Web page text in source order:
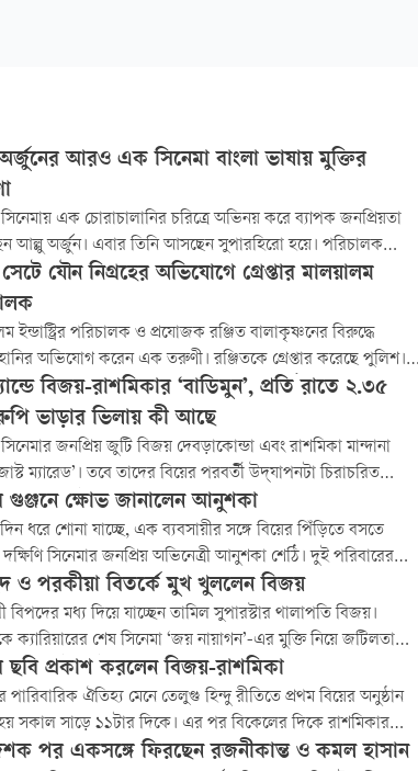
আরও এক সিনেমা বাংলা ভাষায় মুক্তির
সিনেমায় এক চোরাচালানির চরিত্রে অভিনয় করে ব্যাপক জনপ্রিয়তা
আল্লু অর্জুন। এবার তিনি আসছেন সুপারহিরো হয়ে। পরিচালক
তাঁকে নিয়ে বানাচ্ছেন সায়েন্স ফিকশন সিনেমা। প্রাথমিকভাবে নাম ছিল
গতকাল আল্লুর জন্মদিনে সিনেমার নাম ও ফার্স্ট লুক প্রকাশ
যৌন নিগ্রহের অভিযোগে গ্রেপ্তার মালয়ালম
ইন্ডাস্ট্রির পরিচালক ও প্রযোজক রঞ্জিত বালাকৃষ্ণনের বিরুদ্ধে
অভিযোগ করেন এক তরুণী। রঞ্জিতকে গ্রেপ্তার করেছে পুলিশ।
১৪ দিনের বিচার বিভাগীয় হেফাজতে পাঠানোর নির্দেশ
বিজয়-রাশমিকার ‘বাডিমুন’, প্রতি রাতে ২.৩৫
ভাড়ার ভিলায় কী আছে
সিনেমার জনপ্রিয় জুটি বিজয় দেবড়াকোন্ডা এবং রাশমিকা মান্দানা
ম্যারেড’। তবে তাদের বিয়ের পরবর্তী উদ্‌যাপনটা চিরাচরিত
চেয়ে কিছুটা আলাদা।
গুঞ্জনে ক্ষোভ জানালেন আনুশকা
ধরে শোনা যাচ্ছে, এক ব্যবসায়ীর সঙ্গে বিয়ের পিঁড়িতে বসতে
দক্ষিণি সিনেমার জনপ্রিয় অভিনেত্রী আনুশকা শেঠি। দুই পরিবারের
ঘরোয়া আয়োজনে বিয়ের পরিকল্পনা চলছে আনুশকার। এমন গুঞ্জন
ক্ষোভ প্রকাশ করলেন অভিনেত্রী। আনুশকার টিম থেকে
হয়েছে, কারও...
ও পরকীয়া বিতর্কে মুখ খুললেন বিজয়
বিপদের মধ্য দিয়ে যাচ্ছেন তামিল সুপারস্টার থালাপতি বিজয়।
ক্যারিয়ারের শেষ সিনেমা ‘জয় নায়াগন’-এর মুক্তি নিয়ে জটিলতা
কিছুতেই। আটকে আছে সেন্সর বোর্ডে। মামলা গড়িয়েছে আদালতে।
ব্যক্তিজীবনেও চলছে অস্থিরতা।
ছবি প্রকাশ করলেন বিজয়-রাশমিকা
পারিবারিক ঐতিহ্য মেনে তেলুগু হিন্দু রীতিতে প্রথম বিয়ের অনুষ্ঠান
সকাল সাড়ে ১১টার দিকে। এর পর বিকেলের দিকে রাশমিকার
ঐতিহ্যকে সম্মান জানিয়ে অনুষ্ঠিত হয় দ্বিতীয় বিয়ের অনুষ্ঠান।
পর একসঙ্গে ফিরছেন রজনীকান্ত ও কমল হাসান